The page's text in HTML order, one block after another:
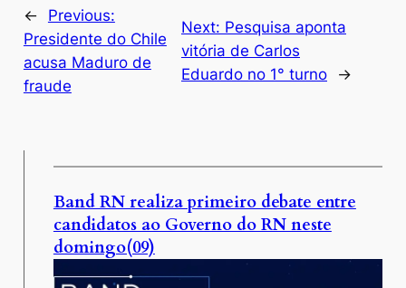
←
Previous:
Presidente do Chile
acusa Maduro de
fraude
Next: Pesquisa aponta
vitória de Carlos
Eduardo no 1° turno
→
Band RN realiza primeiro debate entre
candidatos ao Governo do RN neste
domingo(09)